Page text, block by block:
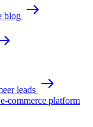
blog
leads
commerce platform